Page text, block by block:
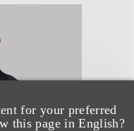
for your preferred
this page in English?